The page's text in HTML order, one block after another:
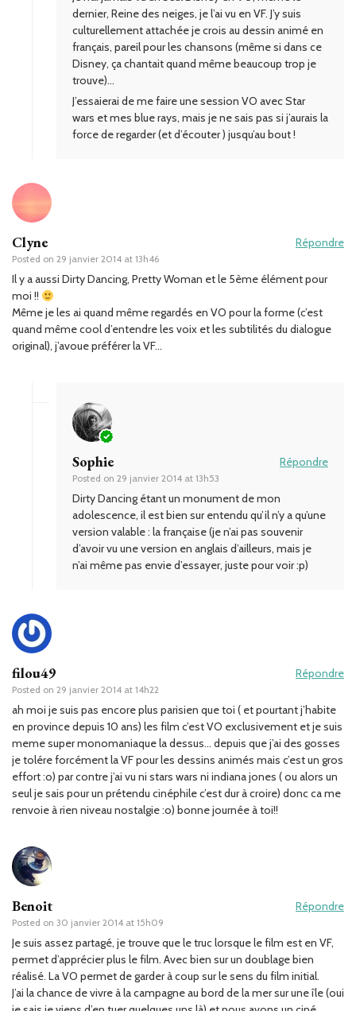
dernier, Reine des neiges, je l’ai vu en VF. J’y suis
culturellement attachée je crois au dessin animé en
français, pareil pour les chansons (même si dans ce
Disney, ça chantait quand même beaucoup trop je
trouve)…
J’essaierai de me faire une session VO avec Star
wars et mes blue rays, mais je ne sais pas si j’aurais la
force de regarder (et d’écouter ) jusqu’au bout !
Clyne
Posted on 29 janvier 2014 at 13h46
Répondre
Il y a aussi Dirty Dancing, Pretty Woman et le 5ème élément pour
moi !!
Même je les ai quand même regardés en VO pour la forme (c’est
quand même cool d’entendre les voix et les subtilités du dialogue
original), j’avoue préférer la VF…
Sophie
Posted on 29 janvier 2014 at 13h53
Répondre
Dirty Dancing étant un monument de mon
adolescence, il est bien sur entendu qu’il n’y a qu’une
version valable : la française (je n’ai pas souvenir
d’avoir vu une version en anglais d’ailleurs, mais je
n’ai même pas envie d’essayer, juste pour voir :p)
filou49
Posted on 29 janvier 2014 at 14h22
Répondre
ah moi je suis pas encore plus parisien que toi ( et pourtant j’habite
en province depuis 10 ans) les film c’est VO exclusivement et je suis
meme super monomaniaque la dessus… depuis que j’ai des gosses
je tolére forcément la VF pour les dessins animés mais c’est un gros
effort :o) par contre j’ai vu ni stars wars ni indiana jones ( ou alors un
seul je sais pour un prétendu cinéphile c’est dur à croire) donc ca me
renvoie à rien niveau nostalgie :o) bonne journée à toi!!
Benoit
Posted on 30 janvier 2014 at 15h09
Répondre
Je suis assez partagé, je trouve que le truc lorsque le film est en VF,
permet d’apprécier plus le film. Avec bien sur un doublage bien
réalisé. La VO permet de garder à coup sur le sens du film initial.
J’ai la chance de vivre à la campagne au bord de la mer sur une île (oui